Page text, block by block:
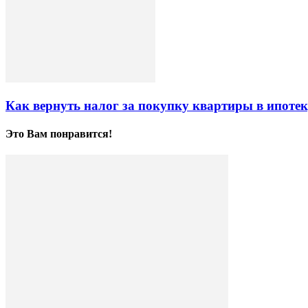
Как вернуть налог за покупку квартиры в
Это Вам понравится!